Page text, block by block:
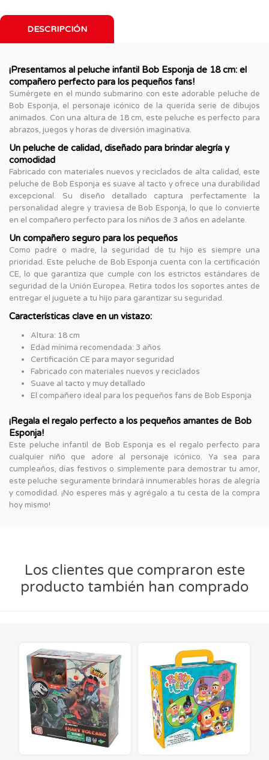
DESCRIPCIÓN
¡Presentamos al peluche infantil Bob Esponja de 18 cm: el
compañero perfecto para los pequeños fans!
Sumérgete en el mundo submarino con este adorable peluche de
Bob Esponja, el personaje icónico de la querida serie de dibujos
animados. Con una altura de 18 cm, este peluche es perfecto para
abrazos, juegos y horas de diversión imaginativa.
Un peluche de calidad, diseñado para brindar alegría y
comodidad
Fabricado con materiales nuevos y reciclados de alta calidad, este
peluche de Bob Esponja es suave al tacto y ofrece una durabilidad
excepcional. Su diseño detallado captura perfectamente la
personalidad alegre y traviesa de Bob Esponja, lo que lo convierte
en el compañero perfecto para los niños de 3 años en adelante.
Un compañero seguro para los pequeños
Como padre o madre, la seguridad de tu hijo es siempre una
prioridad. Este peluche de Bob Esponja cuenta con la certificación
CE, lo que garantiza que cumple con los estrictos estándares de
seguridad de la Unión Europea. Retira todos los soportes antes de
entregar el juguete a tu hijo para garantizar su seguridad.
Características clave en un vistazo:
Altura: 18 cm
Edad mínima recomendada: 3 años
Certificación CE para mayor seguridad
Fabricado con materiales nuevos y reciclados
Suave al tacto y muy detallado
El compañero ideal para los pequeños fans de Bob Esponja
¡Regala el regalo perfecto a los pequeños amantes de Bob
Esponja!
Este peluche infantil de Bob Esponja es el regalo perfecto para
cualquier niño que adore al personaje icónico. Ya sea para
cumpleaños, días festivos o simplemente para demostrar tu amor,
este peluche seguramente brindará innumerables horas de alegría
y comodidad. ¡No esperes más y agrégalo a tu cesta de la compra
hoy mismo!
Los clientes que compraron este
producto también han comprado